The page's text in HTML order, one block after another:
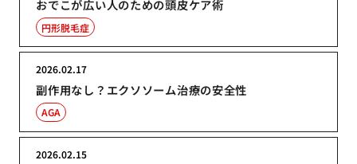
おでこが広い人のための頭皮ケア術
円形脱毛症
副作用なし？エクソソーム治療の安全性
2026.02.17
AGA
2026.02.15